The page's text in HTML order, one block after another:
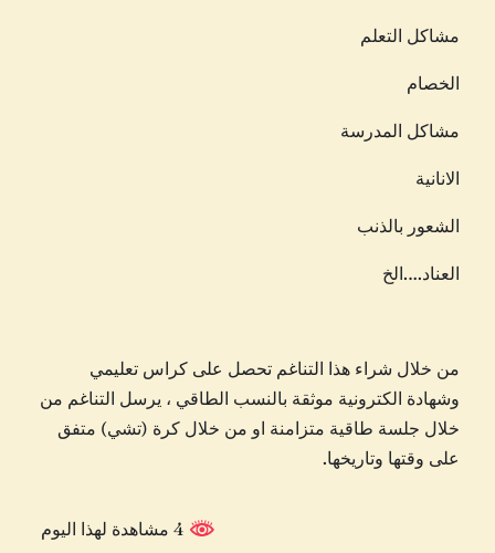
مشاكل التعلم
الخصام
مشاكل المدرسة
الانانية
الشعور بالذنب
العناد….الخ
من خلال شراء هذا التناغم تحصل على كراس تعليمي
وشهادة الكترونية موثقة بالنسب الطاقي ، يرسل التناغم من
خلال جلسة طاقية متزامنة او من خلال كرة (تشي) متفق
على وقتها وتاريخها.